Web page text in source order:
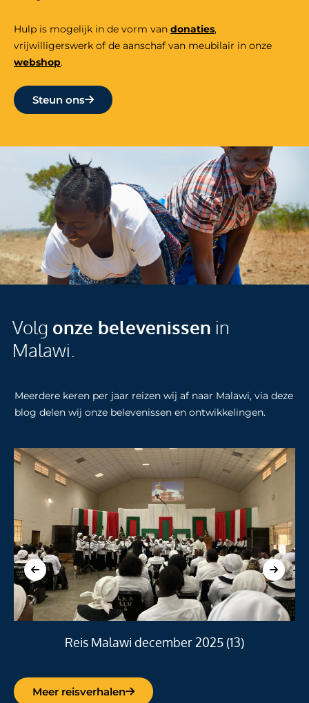
Hulp is mogelijk in de vorm van donaties,
vrijwilligerswerk of de aanschaf van meubilair in onze
webshop.
Steun ons
Volg onze belevenissen in
Malawi.
Meerdere keren per jaar reizen wij af naar Malawi, via deze
blog delen wij onze belevenissen en ontwikkelingen.
Reis Malawi december 2025 (13)
Meer reisverhalen